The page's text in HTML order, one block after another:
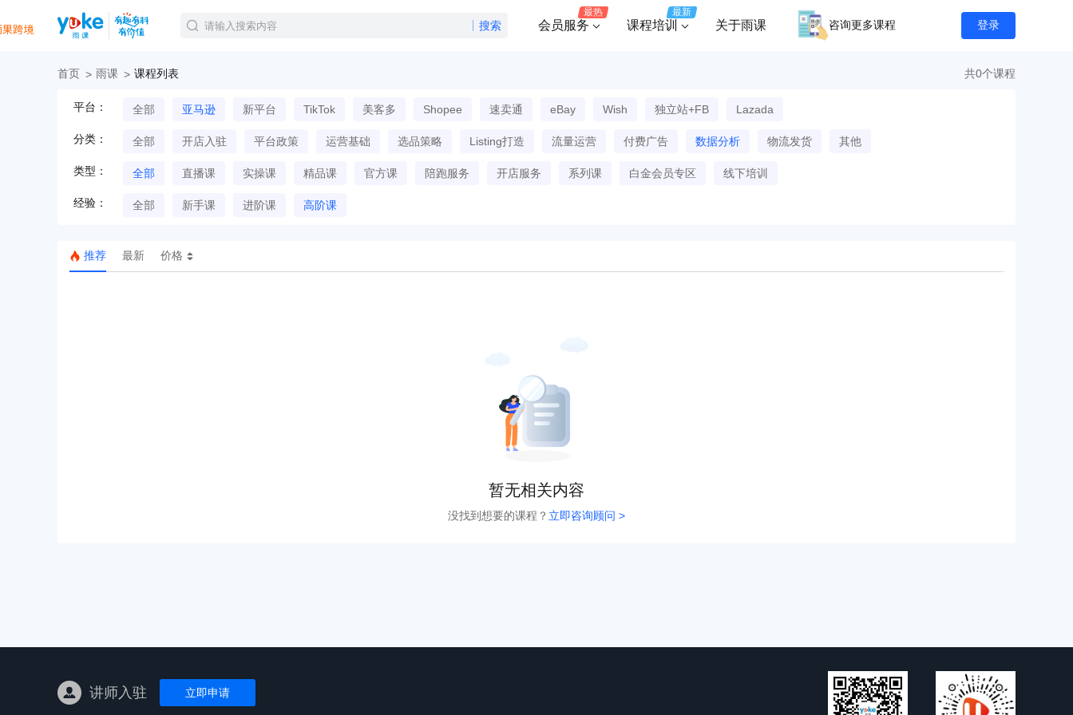
搜索 会员服务
最热
课程培训
最新
关于雨课 咨询更多课程 登录
首页 雨课 课程列表 共0个课程
平台： 全部 亚马逊 新平台 TikTok 美客多 Shopee 速卖通 eBay Wish 独立站+FB Lazada
分类： 全部 开店入驻 平台政策 运营基础 选品策略 Listing打造 流量运营 付费广告 数据分析 物流发货 其他
类型： 全部 直播课 实操课 精品课 官方课 陪跑服务 开店服务 系列课 白金会员专区 线下培训
经验： 全部 新手课 进阶课 高阶课
推荐 最新 价格
暂无相关内容
没找到想要的课程？ 立即咨询顾问 >
讲师入驻 立即申请